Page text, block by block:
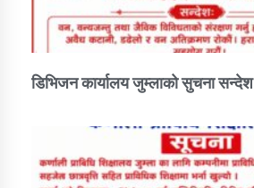
डिभिजन कार्यालय जुम्लाको सुचना सन्देश